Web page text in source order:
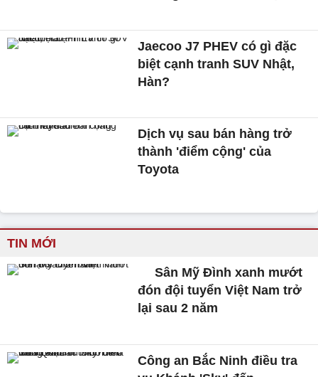
Jaecoo J7 PHEV có gì đặc
biệt cạnh tranh SUV Nhật,
Hàn?
Dịch vụ sau bán hàng trở
thành 'điểm cộng' của
Toyota
TIN MỚI
Sân Mỹ Đình xanh mướt
đón đội tuyển Việt Nam trở
lại sau 2 năm
Công an Bắc Ninh điều tra